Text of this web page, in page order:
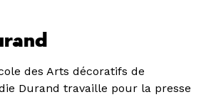
des Arts décoratifs de
Durand travaille pour la presse